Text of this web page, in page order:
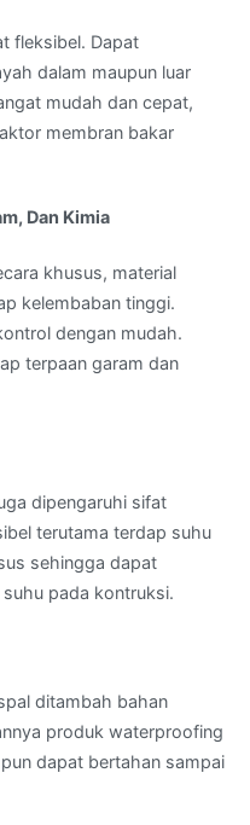
fleksibel. Dapat
dalam maupun luar
mudah dan cepat,
membran bakar
Dan Kimia
khusus, material
kelembaban tinggi.
dengan mudah.
terpaan garam dan
dipengaruhi sifat
terutama terdap suhu
sehingga dapat
pada kontruksi.
ditambah bahan
produk waterproofing
dapat bertahan sampai